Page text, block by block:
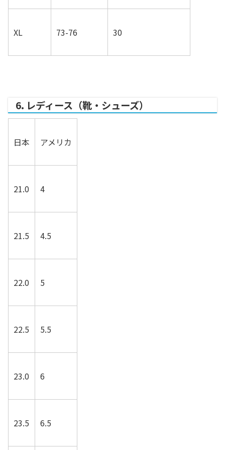
XL 73-76 30
6. レディース（靴・シューズ）
日本 アメリカ
21.0 4
21.5 4.5
22.0 5
22.5 5.5
23.0 6
23.5 6.5